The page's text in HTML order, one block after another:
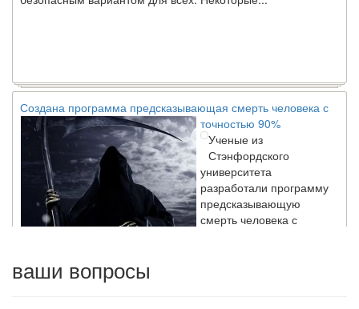
точностью 90%
Ученые из
Стэнфордского
университета
разработали программу
предсказывающую
смерть человека с
высокой точностью.
Зарплата врачей в 2018 году превысит средний доход
ваши вопросы